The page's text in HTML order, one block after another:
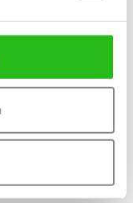
isolatieglas